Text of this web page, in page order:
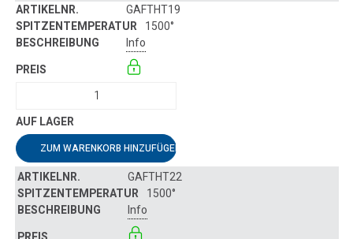
GAFTHT19
1500°
Info
ZUM WARENKORB HINZUFÜGEN
GAFTHT22
1500°
Info